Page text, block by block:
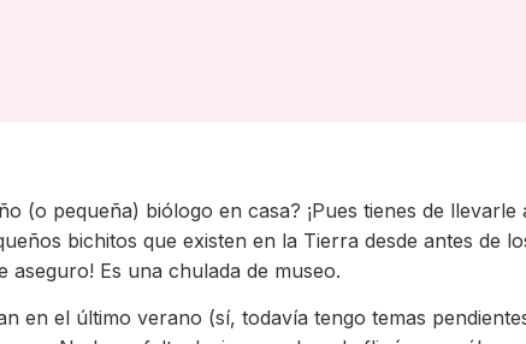
(o pequeña) biólogo en casa? ¡Pues tienes de
bichitos que existen en la Tierra desde antes
aseguro! Es una chulada de museo.
en el último verano (sí, todavía tengo temas